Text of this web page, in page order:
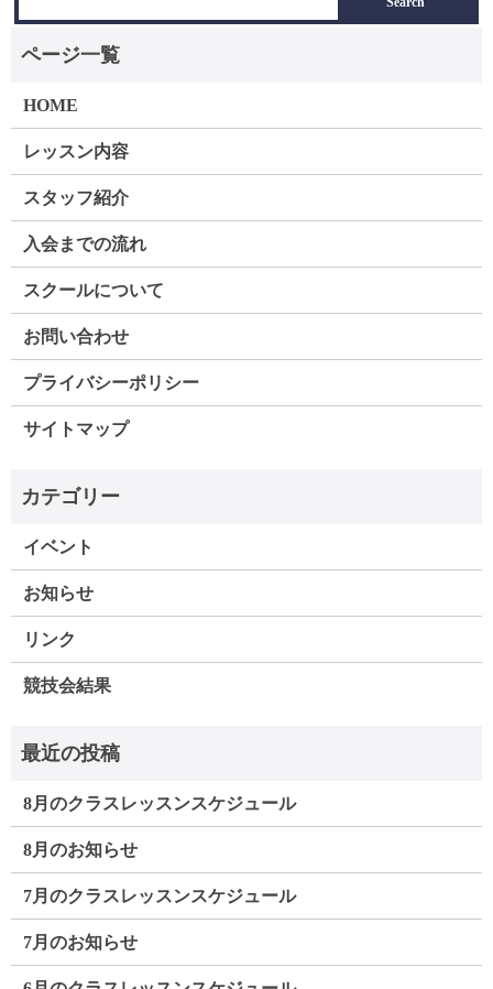
HOME
レッスン内容
スタッフ紹介
入会までの流れ
スクールについて
お問い合わせ
プライバシーポリシー
サイトマップ
イベント
お知らせ
リンク
競技会結果
8月のクラスレッスンスケジュール
8月のお知らせ
7月のクラスレッスンスケジュール
7月のお知らせ